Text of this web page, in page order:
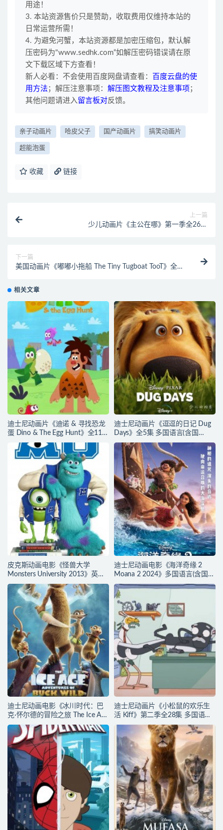
用途！
3. 本站资源售价只是赞助，收取费用仅维持本站的
日常运营所需！
4. 为避免河蟹，本站资源都是加密压缩包，默认解
压密码为"www.sedhk.com“如解压密码错误请在原
文下载区域下方查看！
新人必看：不会使用百度网盘请查看：
百度云盘的使
用方法 ；解压注意事项： 解压图文教程及注意事项 ；
其他问题请进入留言板对反馈。
亲子动画片 哈皮父子 国产动画片 搞笑动画片
超能泡蛋
收藏 链接
上一篇
少儿动画片《主公在哪》第一季全26集
下一篇
美国动画片《嘟嘟小拖船 The Tiny Tugboat TooT》全
相关文章
迪士尼动画片《迪诺 & 寻找恐龙
蛋 Dino & The Egg Hunt》全11集
无对白 官方纯净收藏版
1080P/MKV/4.3G 动画片迪诺寻
找恐龙蛋下载
迪士尼动画片《逗逗的日记 Dug
Days》全5集 多国语言(含国
语)+多国字幕(含中文) 官方纯净收
藏版 720P/MKV/1.92G 动画片逗
逗的日子下载
皮克斯动画电影《怪兽大学
Monsters University 2013》英西
双语+中英西三语字幕 官方纯净
收藏版 720P/MKV/2.5G 动画片
怪兽大学下载
迪士尼动画电影《海洋奇缘 2
Moana 2 2024》多国语言(含国
语)+多国字幕(含中文) 官方纯净收
藏版 720P/MKV/3.47G 动画片海
洋奇缘下载
迪士尼动画电影《冰川时代：巴
克·怀尔德的冒险之旅 The Ice Age
Adventures of Buck Wild》多国
语言(含国语)+多国字幕(含中文)
官方纯净收藏版
720P/MKV/3.69G 动画片冰川时
代下载
迪士尼动画片《小松鼠的欢乐生
活 Kiff》第二季全28集 多国语言
(无国语)+多国字幕(含中文) 官方
纯净收藏版 720P/MKV/17.2G 动
画片小松鼠的欢乐生活下载